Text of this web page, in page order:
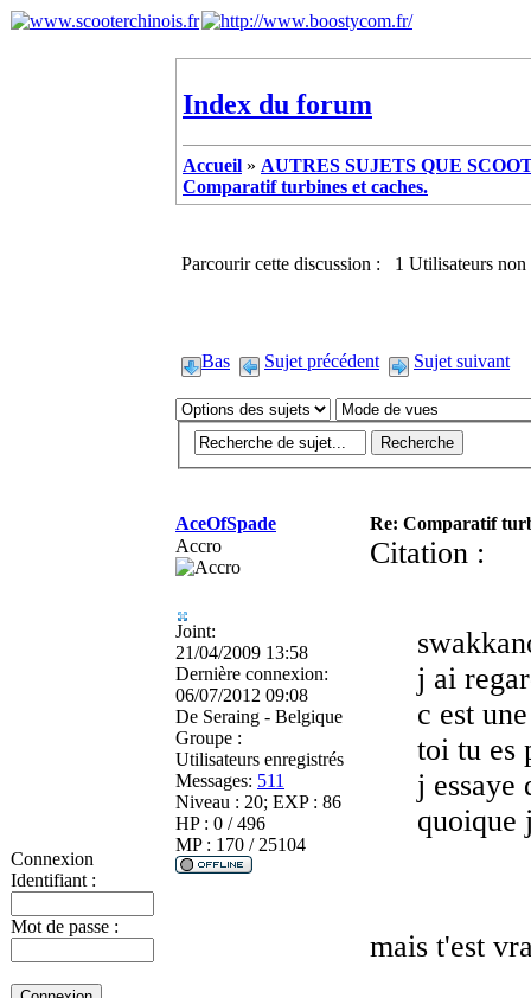
Connexion
Identifiant :
Mot de passe :
Index du forum
Accueil » AUTRES SUJETS QUE
Comparatif turbines et caches.
Parcourir cette discussion : 1 Utilisateurs non
Bas Sujet précédent Sujet suivant
AceOfSpade
Re: Comparatif
Accro
Joint:
21/04/2009 13:58
Dernière connexion:
06/07/2012 09:08
De Seraing - Belgique
Groupe :
Utilisateurs enregistrés
Messages: 511
Niveau : 20; EXP : 86
HP : 0 / 496
MP : 170 / 25104
Citation :
j ai
c est
toi tu es
j essaye
quoique
mais t'est